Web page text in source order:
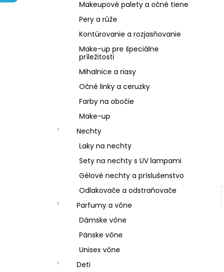
Makeupové palety a očné tiene
Pery a rúže
Kontúrovanie a rozjasňovanie
Make-up pre špeciálne
príležitosti
Mihalnice a riasy
Očné linky a ceruzky
Farby na obočie
Make-up
Nechty
Laky na nechty
Sety na nechty s UV lampami
Gélové nechty a príslušenstvo
Odlakovače a odstraňovače
Parfumy a vône
Dámske vône
Pánske vône
Unisex vône
Deti
NZ DERMOCOSMETICS KRÉM PROTI
PIGMENTOVÝM ŠKVRNÁM –
DERMOKOZMETICKÝ KRÉM NA
ZJEDNOTENIE TÓNU PLETI